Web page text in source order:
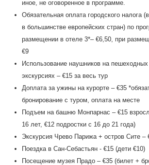
иное, не оговоренное в программе.
Обязательная оплата городского налога
в большинстве европейских стран) по
размещении в отеле 3*– €6,50, при
€9
Использование наушников на
экскурсиях – €15 за весь тур
Доплата за ужины на курорте – €35
бронирование с туром, оплата на месте
Подъем на башню Монпарнас – €15
16 лет, €12 подростки с 16 до 21 года)
Экскурсия Чрево Парижа + остров Сите –
Поездка в Сан-Себастьян - €15 (дети €10)
Посещение музея Прадо – €35 (билет +